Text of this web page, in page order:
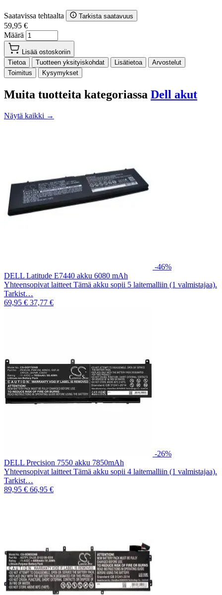
Saatavissa tehtaalta Tarkista saatavuus
59,95 €
Määrä
Lisää ostoskoriin
Tietoa
Tuotteen yksityiskohdat Lisätietoa
Arvostelut
Toimitus
Kysymykset
Muita tuotteita kategoriassa Dell akut
Näytä kaikki →
-46%
DELL Latitude E7440 akku 6080 mAh
Yhteensopivat laitteet Tämä akku sopii 5 laitemalliin (1 valmistajaa).
Tarkist…
69,95 € 37,77 €
-26%
DELL Precision 7550 akku 7850mAh
Yhteensopivat laitteet Tämä akku sopii 4 laitemalliin (1 valmistajaa).
Tarkist…
89,95 € 66,95 €